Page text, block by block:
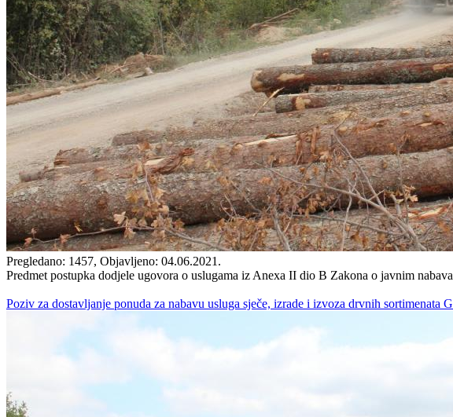
Pregledano: 1457, Objavljeno: 04.06.2021.
Predmet postupka dodjele ugovora o uslugama iz Anexa II dio B Zakona o javnim
Poziv za dostavljanje ponuda za nabavu usluga sječe, izrade i izvoza drvnih sortimenata